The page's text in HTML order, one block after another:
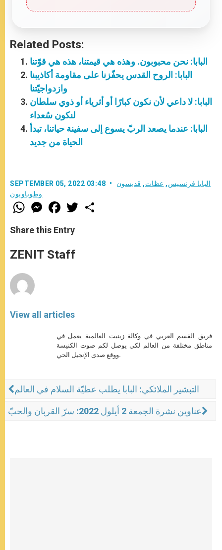
Related Posts:
البابا: نحن محبوبون. وهذه هي قيمتنا، هذه هي قوّتنا
البابا: الروح القدس يحفّزنا على مقاومة أكاذيبنا
وازدواجيّتنا
البابا: لا داعي لأن نكون كبارًا أو أثرياء أو ذوي سلطان
لنكون سُعداء
البابا: عندما يصعد الربّ يسوع إلى سفينة حياتنا، تبدأ
الحياة من جديد
SEPTEMBER 05, 2022 03:48 البابا فرنسيس, عظات, قديسون
وطوباويون
W
h
t
s
p
p
M
e
s
e
g
e
F
a
e
b
o
k
w
Share this Entry
ZENIT Staff
View all articles
فريق القسم العربي في وكالة زينيت العالمية يعمل في
مناطق مختلفة من العالم لكي يوصل لكم صوت الكنيسة
ووقع صدى الإنجيل الحي.
التبشير الملائكي: البابا يطلب عطيّة السلام في العالم
عناوين نشرة الجمعة 2 أيلول 2022: سرّ القربان والحبّ